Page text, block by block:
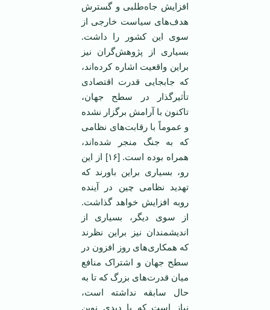
افزایش جاه‌طلبی و گسترش
هدف‌های سیاست خارجی از
سوی این کشور را داشت.
بسیاری از پژوهش‌گران نیز
براین واقعیت اشاره کرده‌اند،
که جابجایی قدرت اقتصادی
تأثیرگذار در سطح جهان،
تاکنون با آرامش برگزار نشده
و عموماً با رقابت‌های نظامی
که به جنگ منجر شده‌اند،
همراه بوده است. [۱۶] از این
رو، بسیاری براین باورند که
تهدید نظامی چین در آینده
روبه افزایش خواهد گذاشت.
از سوی دیگر، بسیاری از
اندیشمندان نیز براین نظرند
که همکاری‌های روز افزون در
سطح جهان و اشتراک منافع
میان قدرت‌های بزرگ که تا به
حال سابقه نداشته است،
نیاز است که با دیدی نوین